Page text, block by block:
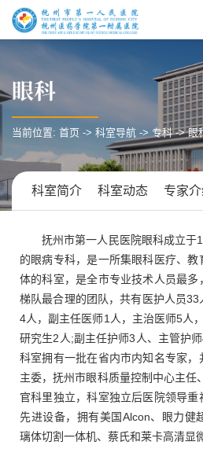
眼科
当前位置: 首页 -> 科室导航 -> 专科->眼
科室简介 科室动态 专家
抚州市第一人民医院眼科成立于
的眼病专科，是一所集眼科医疗、
体的科室，是全市专业技术人员最
梯队最合理的团队，共有医护人员
4人，副主任医师1人，主治医师5人
研究生2人;副主任护师3人、主管护
科室拥有一批在省内市内知名专家，
主委，抚州市眼科质量控制中心主任
官科里独立，科室独立后医院领导
先进设备，拥有美国Alcon、眼力健
璃体切割一体机、蔡氏和莱卡高清显